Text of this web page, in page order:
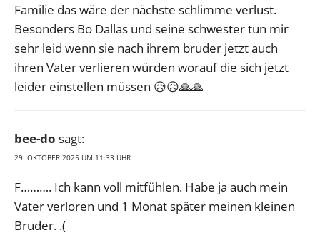
Familie das wäre der nächste schlimme verlust.
Besonders Bo Dallas und seine schwester tun mir
sehr leid wenn sie nach ihrem bruder jetzt auch
ihren Vater verlieren würden worauf die sich jetzt
leider einstellen müssen 😥😥🙏🙏
bee-do sagt:
29. OKTOBER 2025 UM 11:33 UHR
F………. Ich kann voll mitfühlen. Habe ja auch mein
Vater verloren und 1 Monat später meinen kleinen
Bruder. .(